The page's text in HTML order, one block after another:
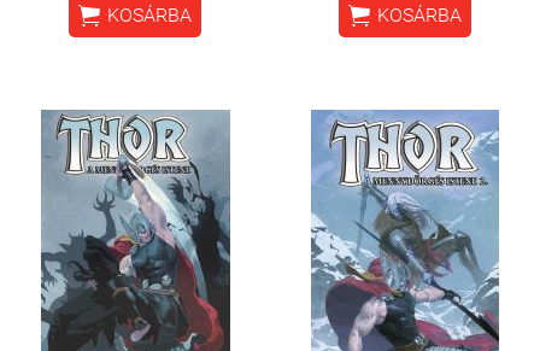
 KOSÁRBA  KOSÁRBA